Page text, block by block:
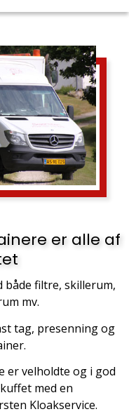
er alle af
både filtre, skillerum,
mv.
tag, presenning og
er velholdte og i god
med en
Kloakservice.